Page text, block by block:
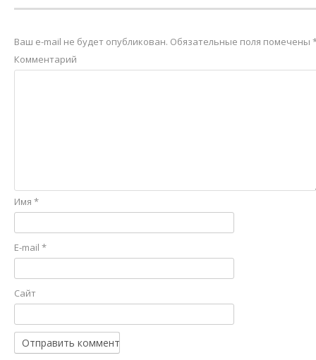
Ваш e-mail не будет опубликован. Обязательные поля помечены
Комментарий
Имя *
E-mail *
Сайт